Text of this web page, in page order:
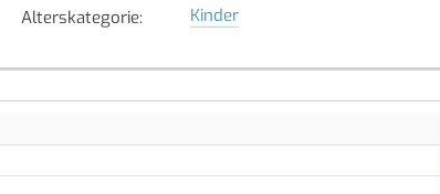
Alterskategorie: Kinder